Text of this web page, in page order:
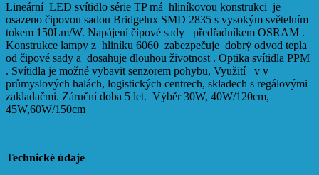
Lineární LED svítidlo série TP má hliníkovou konstrukci je
osazeno čipovou sadou Bridgelux SMD 2835 s vysokým světelním
tokem 150Lm/W. Napájení čipové sady předřadníkem OSRAM .
Konstrukce lampy z hliníku 6060 zabezpečuje dobrý odvod tepla
od čipové sady a dosahuje dlouhou životnost . Optika svítidla PPM
. Svítidla je možné vybavit senzorem pohybu, Využití v v
průmyslových halách, logistických centrech, skladech s regálovými
zakladačmi. Záruční doba 5 let. Výběr 30W, 40W/120cm,
45W,60W/150cm
Technické údaje